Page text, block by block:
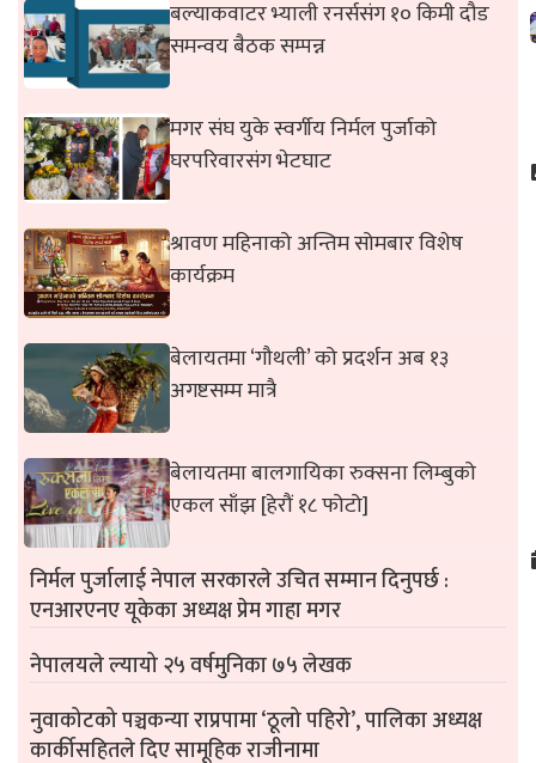
बल्याकवाटर भ्याली रनर्ससंग १० किमी दौड
समन्वय बैठक सम्पन्न
मगर संघ युके स्वर्गीय निर्मल पुर्जाको
घरपरिवारसंग भेटघाट
श्रावण महिनाको अन्तिम सोमबार विशेष
कार्यक्रम
बेलायतमा ‘गौथली’ को प्रदर्शन अब १३
अगष्टसम्म मात्रै
बेलायतमा बालगायिका रुक्सना लिम्बुको
एकल साँझ [हेरौं १८ फोटो]
निर्मल पुर्जालाई नेपाल सरकारले उचित सम्मान दिनुपर्छ :
एनआरएनए यूकेका अध्यक्ष प्रेम गाहा मगर
नेपालयले ल्यायो २५ वर्षमुनिका ७५ लेखक
नुवाकोटको पञ्चकन्या राप्रपामा ‘ठूलो पहिरो’, पालिका अध्यक्ष
कार्कीसहितले दिए सामूहिक राजीनामा